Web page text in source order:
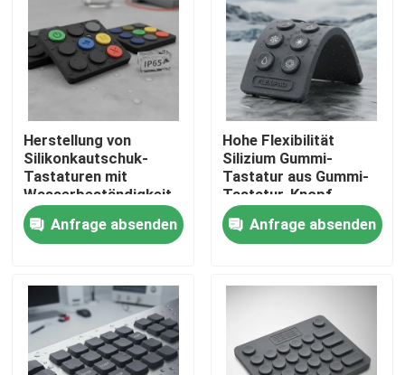
VR Show
Über uns
Fabrik Tour
Qualitätskontrolle
Referenzen
Membranschalter-Platte
Herstellung von
Silikonkautschuk-
Tastaturen mit
Wasserbeständigkeit
IP65 oder höher und
guter Farbkonstanz
für
Anfrage absenden
Hohe Flexibilität
Silizium Gummi-
Tastatur aus Gummi-
Tastatur-Knopf
Material bietet
Leistung in rauen
Umgebungen
Anfrage absenden